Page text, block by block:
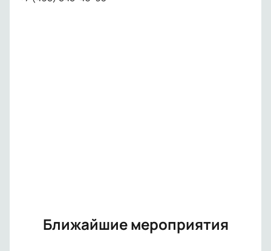
Ближайшие мероприятия